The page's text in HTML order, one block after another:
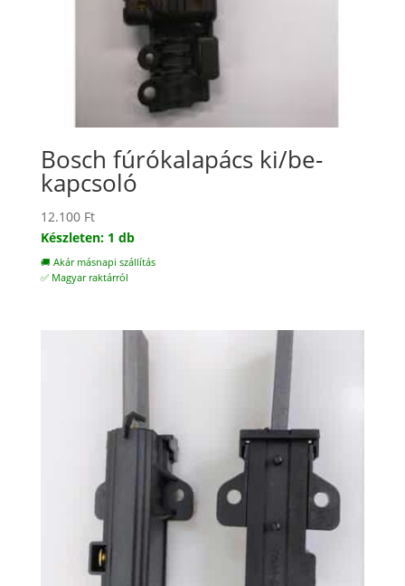
Bosch fúrókalapács ki/be-
kapcsoló
12.100 Ft
Készleten: 1 db
🚚 Akár másnapi szállítás
✅ Magyar raktárról